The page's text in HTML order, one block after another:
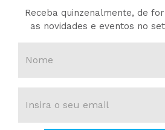
Receba quinzenalmente, de
as novidades e eventos no